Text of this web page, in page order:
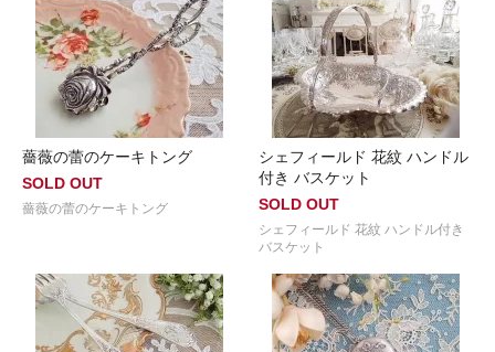
薔薇の蕾のケーキトング
SOLD OUT
薔薇の蕾のケーキトング
シェフィールド 花紋 ハンドル
付き バスケット
SOLD OUT
シェフィールド 花紋 ハンドル付き
バスケット